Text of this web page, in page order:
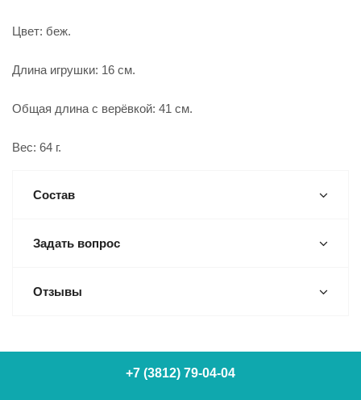
Цвет: беж.
Длина игрушки: 16 см.
Общая длина с верёвкой: 41 см.
Вес: 64 г.
Состав
Задать вопрос
Отзывы
+7 (3812) 79-04-04